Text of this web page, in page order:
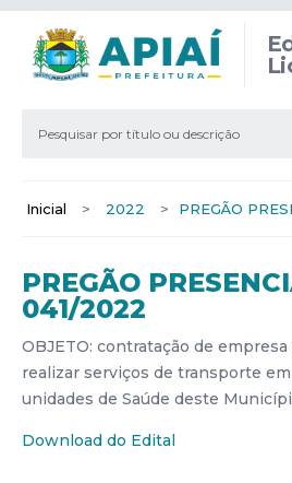
Inicial > 2022 > PREGÃO
PREGÃO
041/2022
OBJETO: contratação de
realizar serviços de transporte
unidades de Saúde deste
Download do Edital